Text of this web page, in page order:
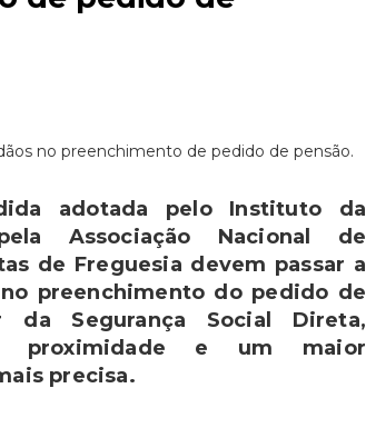
adotada pelo Instituto da
Associação Nacional de
de Freguesia devem passar a
preenchimento do pedido de
Segurança Social Direta,
proximidade e um maior
precisa.